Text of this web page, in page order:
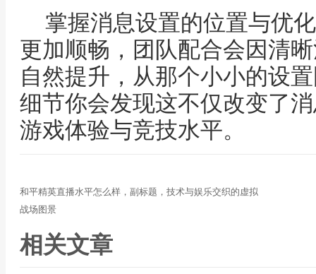
掌握消息设置的位置与优
更加顺畅，团队配合会因清
自然提升，从那个小小的设
细节你会发现这不仅改变了
游戏体验与竞技水平。
和平精英直播水平怎么样，副标题，技术与娱乐交织的虚拟
战场图景
相关文章